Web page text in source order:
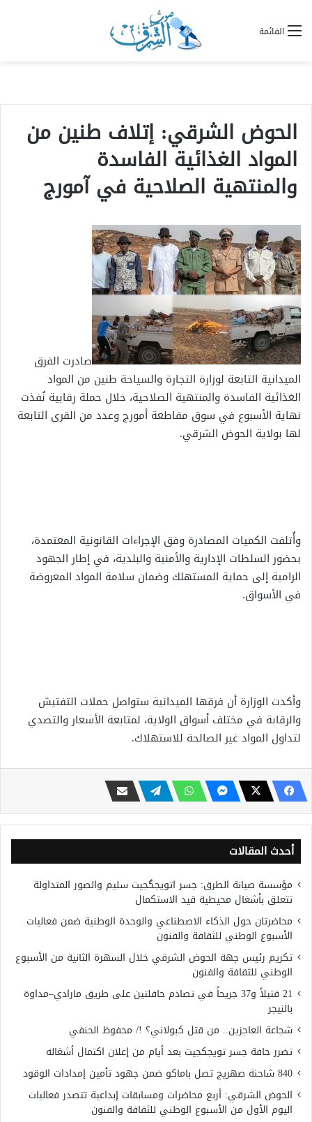
القائمة
الحوض الشرقي: إتلاف طنين من
المواد الغذائية الفاسدة
والمنتهية الصلاحية في آمورج
صادرت الفرق
الميدانية التابعة لوزارة التجارة والسياحة طنين من المواد
الغذائية الفاسدة والمنتهية الصلاحية، خلال حملة رقابية نُفذت
نهاية الأسبوع في سوق مقاطعة أمورج وعدد من القرى التابعة
لها بولاية الحوض الشرقي.
وأُتلفت الكميات المصادرة وفق الإجراءات القانونية المعتمدة،
بحضور السلطات الإدارية والأمنية والبلدية، في إطار الجهود
الرامية إلى حماية المستهلك وضمان سلامة المواد المعروضة
في الأسواق.
وأكدت الوزارة أن فرقها الميدانية ستواصل حملات التفتيش
والرقابة في مختلف أسواق الولاية، لمتابعة الأسعار والتصدي
لتداول المواد غير الصالحة للاستهلاك.
أحدث المقالات
مؤسسة صيانة الطرق: جسر اتويجگجيت سليم والصور المتداولة
تتعلق بأشغال محيطية قيد الاستكمال
محاضرتان حول الذكاء الاصطناعي والوحدة الوطنية ضمن فعاليات
الأسبوع الوطني للثقافة والفنون
تكريم رئيس جهة الحوض الشرقي خلال السهرة الثانية من الأسبوع
الوطني للثقافة والفنون
21 قتيلاً و37 جريحاً في تصادم حافلتين على طريق مارادي–مداوة
بالنيجر
شجاعة العاجزين.. من قتل كبولاني؟ !/ محفوظ الحنفي
تضرر حافة جسر تويجكجيت بعد أيام من إعلان اكتمال أشغاله
840 شاحنة صهريج تصل باماكو ضمن جهود تأمين إمدادات الوقود
الحوض الشرقي: أربع محاضرات ومسابقات إبداعية تتصدر فعاليات
اليوم الأول من الأسبوع الوطني للثقافة والفنون